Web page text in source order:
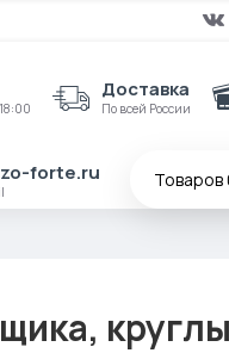
Доставка
По всей России
forte.ru Товаров